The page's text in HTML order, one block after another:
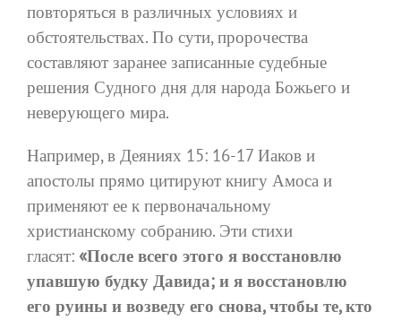
повторяться в различных условиях и
обстоятельствах. По сути, пророчества
составляют заранее записанные судебные
решения Судного дня для народа Божьего и
неверующего мира.
Например, в Деяниях 15: 16-17 Иаков и
апостолы прямо цитируют книгу Амоса и
применяют ее к первоначальному
христианскому собранию. Эти стихи
гласят: «После всего этого я восстановлю
упавшую будку Давида; и я восстановлю
его руины и возведу его снова, чтобы те, кто